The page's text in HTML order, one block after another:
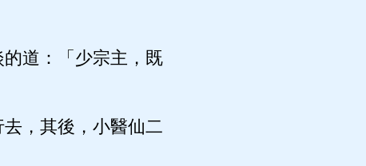
道：「少宗主，既
，其後，小醫仙二